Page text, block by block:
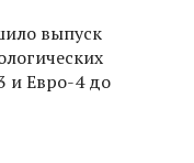
выпуск
и Евро-4 до